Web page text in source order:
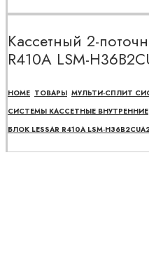
Кассетный 2-
R410A LSM-
HOME ТОВАРЫ МУЛЬТИ-СПЛИТ
СИСТЕМЫ КАССЕТНЫЕ ВНУТРЕННИЕ
БЛОК LESSAR R410A LSM-